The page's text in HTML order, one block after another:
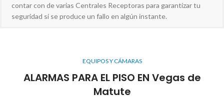
contar con de varias Centrales Receptoras para garantizar tu
seguridad si se produce un fallo en algún instante.
EQUIPOS Y CÁMARAS
ALARMAS PARA EL PISO EN Vegas de
Matute